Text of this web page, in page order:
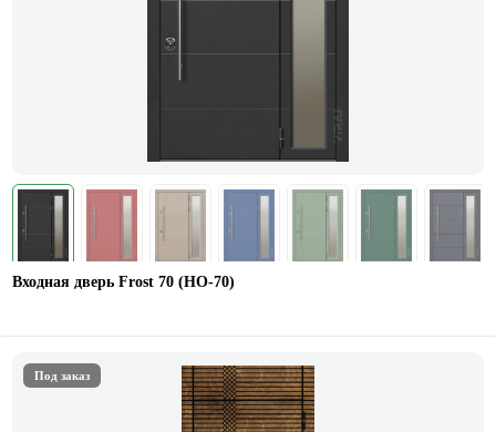
Входная дверь Frost 70 (НO-70)
Под заказ